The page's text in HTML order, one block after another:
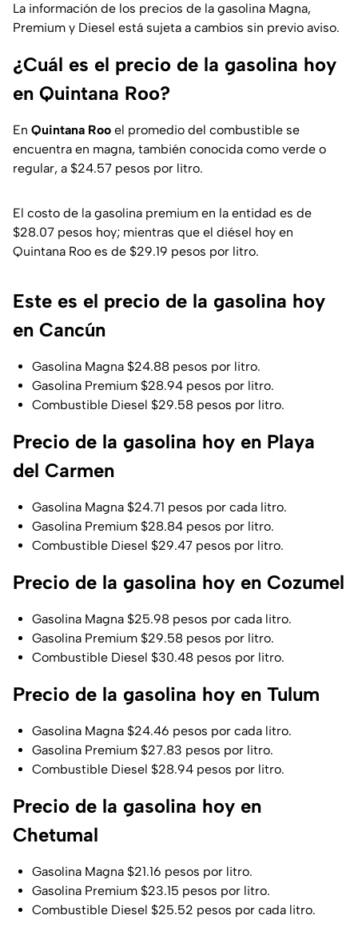
La información de los precios de la gasolina Magna,
Premium y Diesel está sujeta a cambios sin previo aviso.
¿Cuál es el precio de la gasolina hoy
en Quintana Roo?
En Quintana Roo el promedio del combustible se
encuentra en magna, también conocida como verde o
regular, a $24.57 pesos por litro.
El costo de la gasolina premium en la entidad es de
$28.07 pesos hoy; mientras que el diésel hoy en
Quintana Roo es de $29.19 pesos por litro.
Este es el precio de la gasolina hoy
en Cancún
Gasolina Magna $24.88 pesos por litro.
Gasolina Premium $28.94 pesos por litro.
Combustible Diesel $29.58 pesos por litro.
Precio de la gasolina hoy en Playa
del Carmen
Gasolina Magna $24.71 pesos por cada litro.
Gasolina Premium $28.84 pesos por litro.
Combustible Diesel $29.47 pesos por litro.
Precio de la gasolina hoy en Cozumel
Gasolina Magna $25.98 pesos por cada litro.
Gasolina Premium $29.58 pesos por litro.
Combustible Diesel $30.48 pesos por litro.
Precio de la gasolina hoy en Tulum
Gasolina Magna $24.46 pesos por cada litro.
Gasolina Premium $27.83 pesos por litro.
Combustible Diesel $28.94 pesos por litro.
Precio de la gasolina hoy en
Chetumal
Gasolina Magna $21.16 pesos por litro.
Gasolina Premium $23.15 pesos por litro.
Combustible Diesel $25.52 pesos por cada litro.